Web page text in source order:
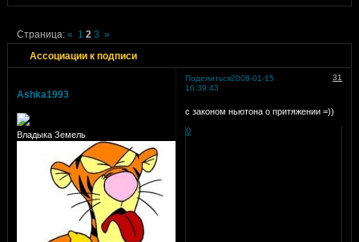
Ассоциации к подписи
Страница:« 1 2 3 »
Поделиться 31
2008-01-15
16:39:43
Ashka1993
Владыка Земель
с законом ньютона о притяжении =))
0